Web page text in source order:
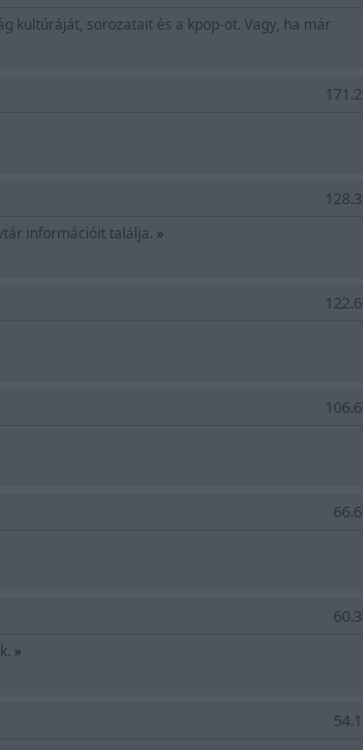
kultúráját, sorozatait és a kpop-ot. Vagy, ha már
171.2
128.3
információit találja. »
122.6
106.6
66.6
60.3
»
54.1